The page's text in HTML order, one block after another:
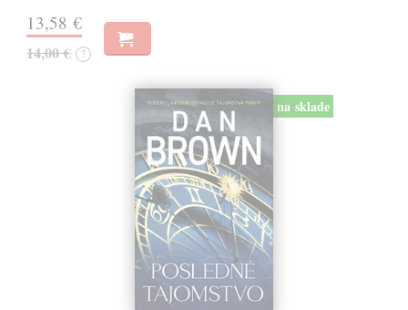
13,58 €
14,00 € ?
na sklade